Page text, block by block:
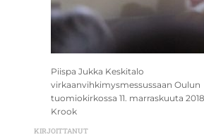
Piispa Jukka Keskitalo
virkaanvihkimysmessussaan Oulun
tuomiokirkossa 11. marraskuuta
Krook
KIRJOITTANUT